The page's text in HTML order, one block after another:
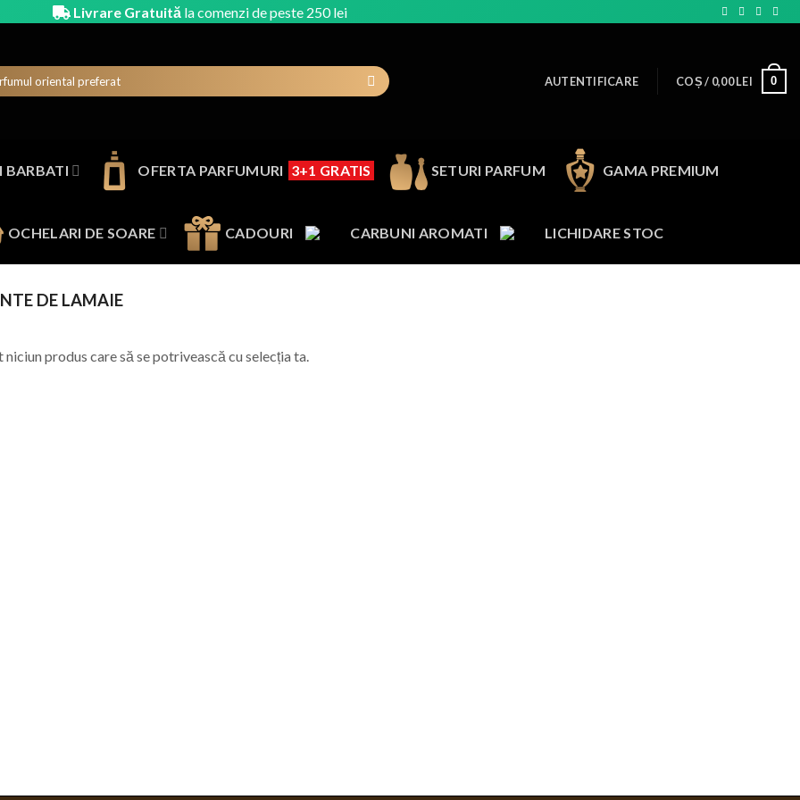
Livrare Gratuită la comenzi de peste 250 lei
AUTENTIFICARE COȘ / 0,00LEI 0
BARBATI OFERTA PARFUMURI 3+1 GRATIS SETURI PARFUM GAMA PREMIUM
OCHELARI DE SOARE CADOURI CARBUNI AROMATI LICHIDARE STOC
DE LAMAIE
produs care să se potrivească cu selecția ta.